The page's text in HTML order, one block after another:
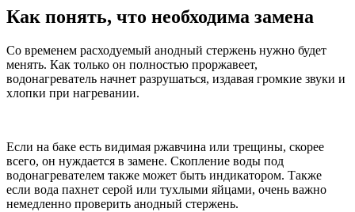
Как понять, что необходима замена
Со временем расходуемый анодный стержень нужно будет
менять. Как только он полностью проржавеет,
водонагреватель начнет разрушаться, издавая громкие звуки и
хлопки при нагревании.
Если на баке есть видимая ржавчина или трещины, скорее
всего, он нуждается в замене. Скопление воды под
водонагревателем также может быть индикатором. Также
если вода пахнет серой или тухлыми яйцами, очень важно
немедленно проверить анодный стержень.